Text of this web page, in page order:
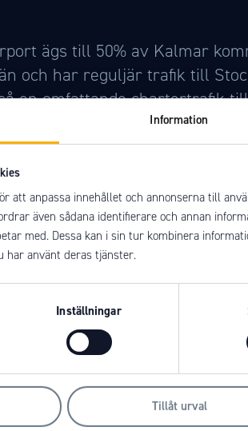
Information
att anpassa innehållet och annonserna till
även sådana identifierare och annan
med. Dessa kan i sin tur kombinera
har använt deras tjänster.
Inställningar
Tillåt urval
ägs till 50% av Kalmar
och har reguljär trafik till
en omfattande chartertrafik
AB(KAAB) är det bolag som
och näringslivet i
Kalmar flygplats. Bolaget ska
kommunikationer
samt övriga världen.
i decennier, både militärt
jobbar vi för att utveckla
och besökarna i Kalmar län